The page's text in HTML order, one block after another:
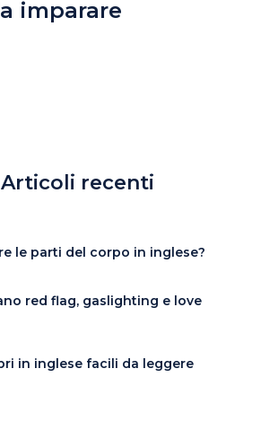
imparare
Articoli recenti
le parti del corpo in inglese?
red flag, gaslighting e love
in inglese facili da leggere